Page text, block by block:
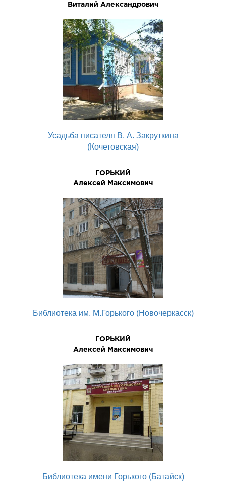
Виталий Александрович
Усадьба писателя В. А. Закруткина
(Кочетовская)
ГОРЬКИЙ
Алексей Максимович
Библиотека им. М.Горького (Новочеркасск)
ГОРЬКИЙ
Алексей Максимович
Библиотека имени Горького (Батайск)